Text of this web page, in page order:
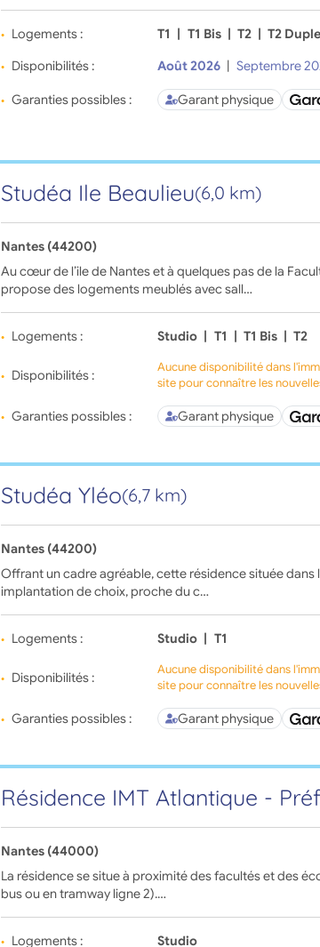
Logements : T1 | T1 Bis | T2 | T2
Disponibilités :
Août 2026 | Septembre
Garanties possibles : Garant physique
Studéa Ile Beaulieu(6,0 km)
Nantes (44200)
Au cœur de l’ile de Nantes et à quelques pas de la
propose des logements meublés avec sall…
Logements : Studio | T1 | T1 Bis | T2
Disponibilités :
Aucune disponibilité dans
site pour connaître les
Garanties possibles :
Garant physique
Studéa Yléo(6,7 km)
Nantes (44200)
Offrant un cadre agréable, cette résidence située dans
implantation de choix, proche du c…
Logements : Studio | T1
Disponibilités :
Aucune disponibilité dans
site pour connaître les
Garanties possibles :
Garant physique
Résidence IMT Atlantique -
Nantes (44000)
La résidence se situe à proximité des facultés et des
bus ou en tramway ligne 2).…
Logements : Studio